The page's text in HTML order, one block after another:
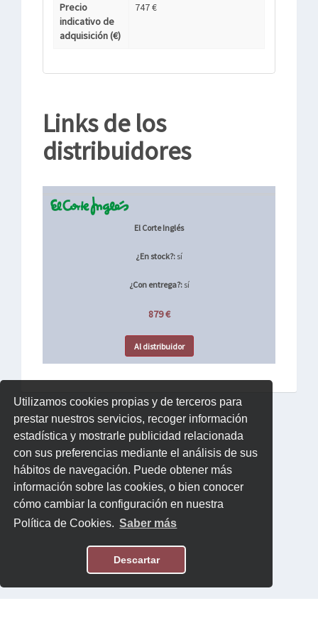
Utilizamos cookies propias y de terceros para
prestar nuestros servicios, recoger información
estadística y mostrarle publicidad relacionada
con sus preferencias mediante el análisis de sus
hábitos de navegación. Puede obtener más
información sobre las cookies, o bien conocer
cómo cambiar la configuración en nuestra
Política de Cookies. Saber más
Descartar
Precio
indicativo de
adquisición (€)
747 €
Links de los
distribuidores
El Corte Inglés
¿En stock?: sí
¿Con entrega?:sí
879 €
Al distribuidor